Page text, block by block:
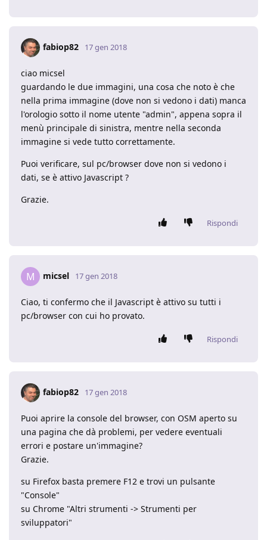
fabiop82 17 gen 2018
ciao micsel
guardando le due immagini, una cosa che noto è che
nella prima immagine (dove non si vedono i dati) manca
l'orologio sotto il nome utente "admin", appena sopra il
menù principale di sinistra, mentre nella seconda
immagine si vede tutto correttamente.
Puoi verificare, sul pc/browser dove non si vedono i
dati, se è attivo Javascript ?
Grazie.
Rispondi
M micsel 17 gen 2018
Ciao, ti confermo che il Javascript è attivo su tutti i
pc/browser con cui ho provato.
Rispondi
fabiop82 17 gen 2018
Puoi aprire la console del browser, con OSM aperto su
una pagina che dà problemi, per vedere eventuali
errori e postare un'immagine?
Grazie.
su Firefox basta premere F12 e trovi un pulsante
"Console"
su Chrome "Altri strumenti -> Strumenti per
sviluppatori"